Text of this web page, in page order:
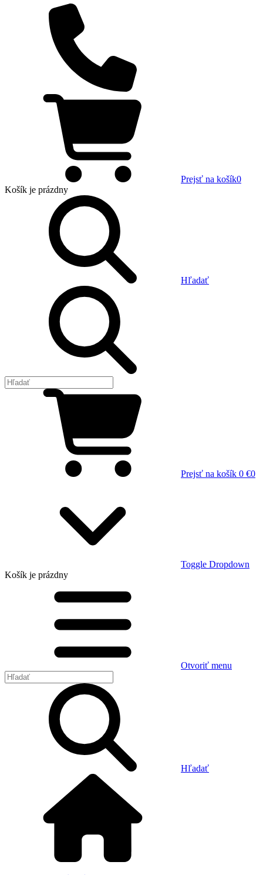
Prejsť na košík0
Košík je prázdny
Hľadať
Prejsť na košík 0 €0
Toggle Dropdown
Košík je prázdny
Otvoriť menu
Hľadať